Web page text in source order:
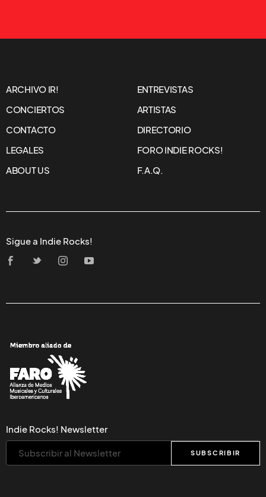
ARCHIVO IR!
ENTREVISTAS
CONCIERTOS
ARTISTAS
CONTACTO
DIRECTORIO
LEGALES
FORO INDIE ROCKS!
ABOUT US
F.A.Q.
Sigue a Indie Rocks!
Indie Rocks! Newsletter